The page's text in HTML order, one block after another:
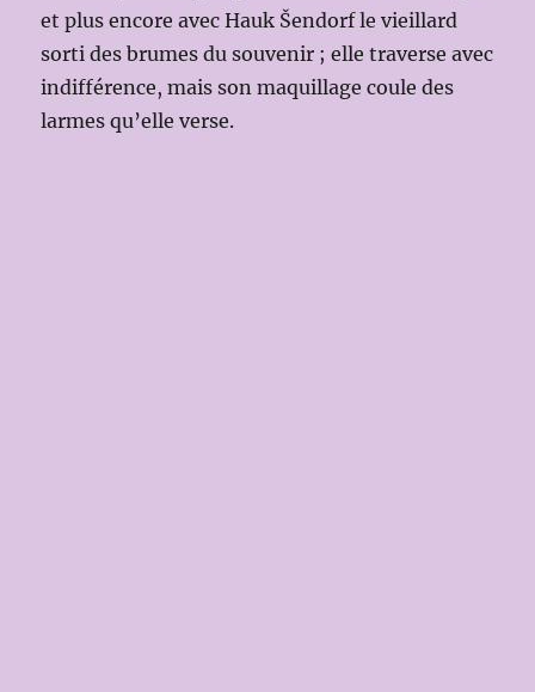
et plus encore avec Hauk Šendorf le vieillard
sorti des brumes du souvenir ; elle traverse avec
indifférence, mais son maquillage coule des
larmes qu’elle verse.